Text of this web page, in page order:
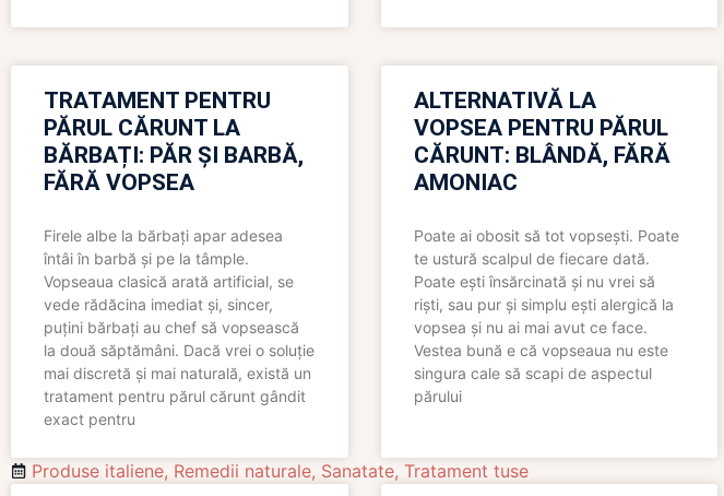
TRATAMENT PENTRU
PĂRUL CĂRUNT LA
BĂRBAȚI: PĂR ȘI BARBĂ,
FĂRĂ VOPSEA
Firele albe la bărbați apar adesea
întâi în barbă și pe la tâmple.
Vopseaua clasică arată artificial, se
vede rădăcina imediat și, sincer,
puțini bărbați au chef să vopsească
la două săptămâni. Dacă vrei o soluție
mai discretă și mai naturală, există un
tratament pentru părul cărunt gândit
exact pentru
ALTERNATIVĂ LA
VOPSEA PENTRU PĂRUL
CĂRUNT: BLÂNDĂ, FĂRĂ
AMONIAC
Poate ai obosit să tot vopsești. Poate
te ustură scalpul de fiecare dată.
Poate ești însărcinată și nu vrei să
riști, sau pur și simplu ești alergică la
vopsea și nu ai mai avut ce face.
Vestea bună e că vopseaua nu este
singura cale să scapi de aspectul
părului
Produse italiene, Remedii naturale, Sanatate, Tratament tuse